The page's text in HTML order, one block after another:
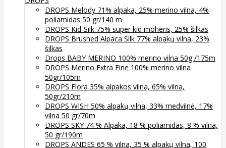
DROPS Melody 71% alpaka, 25% merino vilna, 4%
poliamidas 50 gr/140 m
DROPS Kid-Silk 75% super kid moheris, 25% šilkas
DROPS Brushed Alpaca Silk 77% alpakų vilna, 23%
šilkas
Drops BABY MERINO 100% merino vilna 50g /175m
DROPS Merino Extra Fine 100% merino vilna
50gr/105m
DROPS Flora 35% alpakos vilna, 65% vilna,
50gr/210m
DROPS WISH 50% alpakų vilna, 33% medvilnė, 17%
vilna 50 gr/70m
DROPS SKY 74 % Alpaka, 18 % poliamidas, 8 % vilna,
50 gr/190m
DROPS ANDES 65 % vilna, 35 % alpakų vilna, 100